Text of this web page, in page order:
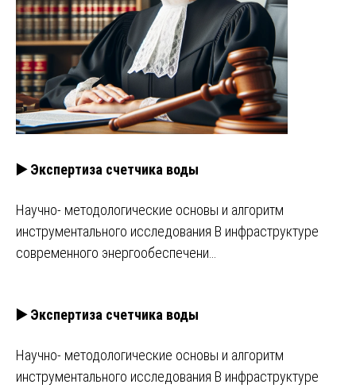
▶️ Экспертиза счетчика воды
Научно- методологические основы и алгоритм
инструментального исследования В инфраструктуре
современного энергообеспечени…
▶️ Экспертиза счетчика воды
Научно- методологические основы и алгоритм
инструментального исследования В инфраструктуре